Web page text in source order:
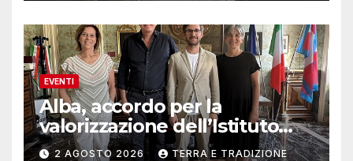
EVENTI
Alba, accordo per la
valorizzazione dell’Istituto
musicale Rocca
2 AGOSTO 2026 TERRA E TRADIZIONE